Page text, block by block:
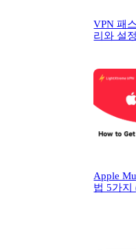
VPN 패
리와 설
Apple
법 5가지